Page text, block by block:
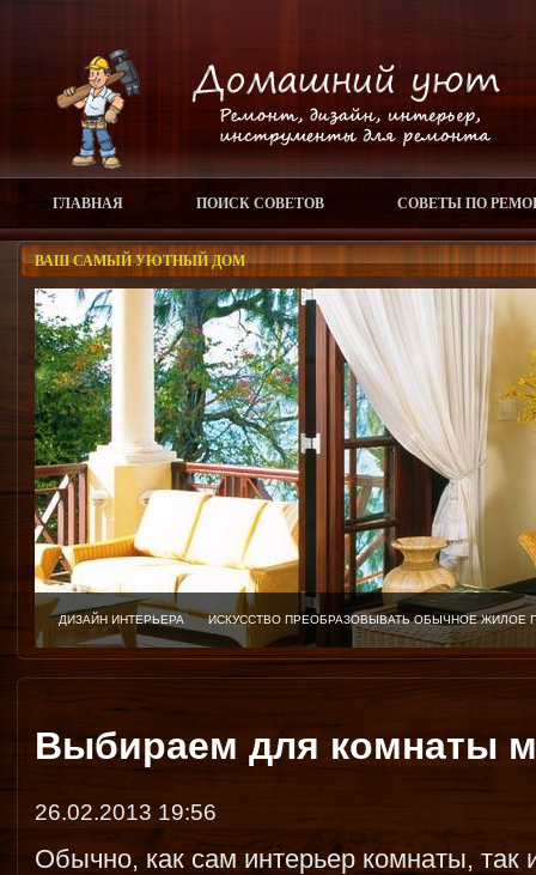
ГЛАВНАЯ ПОИСК СОВЕТОВ СОВЕТЫ ПО
ВАШ САМЫЙ УЮТНЫЙ ДОМ
ДИЗАЙН ИНТЕРЬЕРА ИСКУССТВО ПРЕОБРАЗОВЫВАТЬ ОБЫЧНОЕ
Выбираем для комнаты
26.02.2013 19:56
Обычно, как сам интерьер комнаты, так